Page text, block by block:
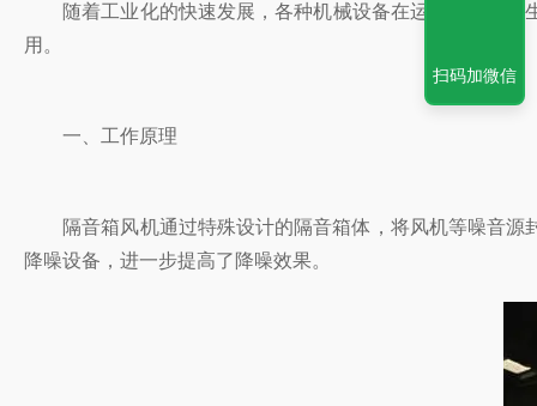
随着工业化的快速发展，各种机械设备在运行过程中产生
用。
一、工作原理
隔音箱风机通过特殊设计的隔音箱体，将风机等噪音源封闭
降噪设备，进一步提高了降噪效果。
扫码加微信